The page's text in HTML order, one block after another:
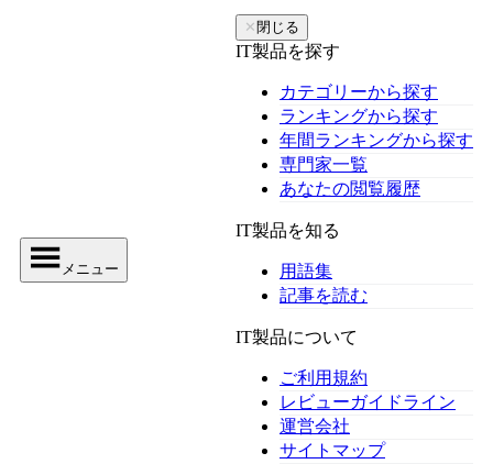
メニュー
✕ 閉じる
IT製品を探す
カテゴリーから探す
ランキングから探す
年間ランキングから探す
専門家一覧
あなたの閲覧履歴
IT製品を知る
用語集
記事を読む
IT製品について
ご利用規約
レビューガイドライン
運営会社
サイトマップ